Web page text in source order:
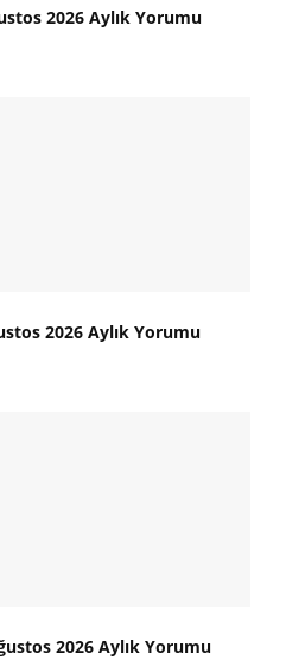
2026 Aylık Yorumu
2026 Aylık Yorumu
2026 Aylık Yorumu